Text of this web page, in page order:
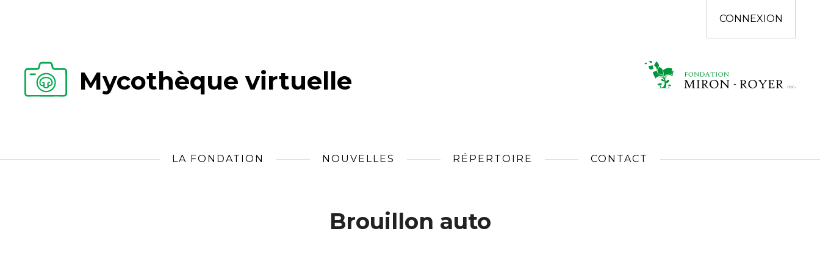
CONNEXION
Mycothèque virtuelle
LA FONDATION NOUVELLES RÉPERTOIRE CONTACT
Brouillon auto